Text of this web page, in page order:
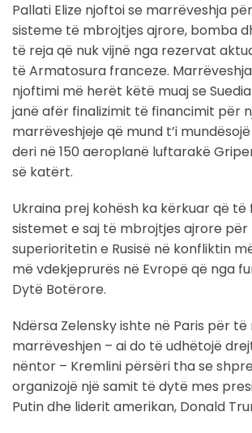
Pallati Elize njoftoi se marrëveshja
sisteme të mbrojtjes ajrore, bomba
të reja që nuk vijnë nga rezervat
të Armatosura franceze.
njoftimi më herët këtë muaj se
janë afër finalizimit të financimit për
marrëveshjeje që mund t’i
deri në 150 aeroplanë luftarakë
së katërt.
Ukraina prej kohësh ka kërkuar që të
sistemet e saj të mbrojtjes ajrore për
superioritetin e Rusisë në konfliktin
më vdekjeprurës në Evropë që nga
Dytë Botërore.
Ndërsa Zelensky ishte në Paris për
marrëveshjen – ai do të udhëtojë
nëntor – Kremlini përsëri tha se
organizojë një samit të dytë mes
Putin dhe liderit amerikan, Donald